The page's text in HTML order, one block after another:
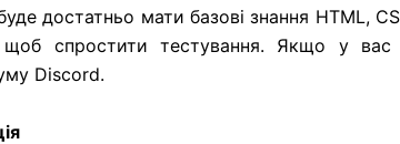
достатньо мати базові знання HTML,
щоб спростити тестування. Якщо у
Discord.